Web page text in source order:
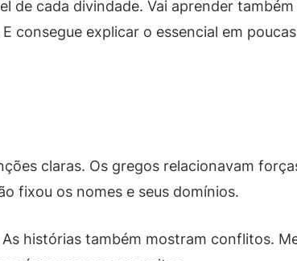
de cada divindade. Vai aprender
consegue explicar o essencial em poucas
claras. Os gregos relacionavam
fixou os nomes e seus domínios.
histórias também mostram conflitos.